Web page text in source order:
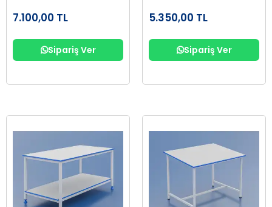
7.100,00 TL
Sipariş Ver
5.350,00 TL
Sipariş Ver